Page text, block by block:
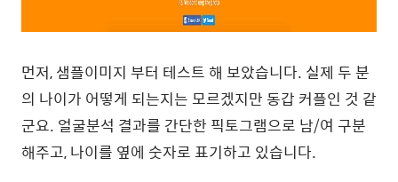
먼저, 샘플이미지 부터 테스트 해 보았습니다. 실제 두 분
의 나이가 어떻게 되는지는 모르겠지만 동갑 커플인 것 같
군요. 얼굴분석 결과를 간단한 픽토그램으로 남/여 구분
해주고, 나이를 옆에 숫자로 표기하고 있습니다.